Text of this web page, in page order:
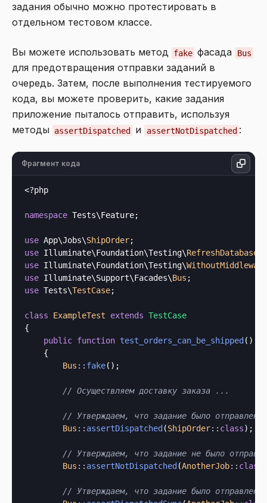
задания обычно можно протестировать в
отдельном тестовом классе.
Вы можете использовать метод fake фасада Bus
для предотвращения отправки заданий в
очередь. Затем, после выполнения тестируемого
кода, вы можете проверить, какие задания
приложение пыталось отправить, используя
методы assertDispatched и assertNotDispatched :
Фрагмент кода
<?php
namespace Tests\Feature;
use App\Jobs\ShipOrder
use Illuminate\Foundation\Testing\RefreshDatabase
use Illuminate\Foundation\Testing\WithoutMiddleware
use Illuminate\Support\Facades\Bus
use Tests\TestCase;
class ExampleTest extends TestCase
{
public function test_orders_can_be_shipped ()
    {
Bus :: fake();
// Осуществляем доставку заказа ...
// Утверждаем, что задание было
Bus :: assertDispatched (ShipOrder:: class);
// Утверждаем, что задание не было
Bus :: assertNotDispatched (AnotherJob:: class
// Утверждаем, что задание было